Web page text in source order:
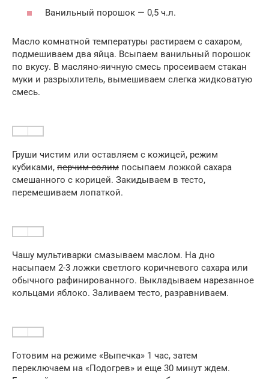
Ванильный порошок — 0,5 ч.л.
Масло комнатной температуры растираем с сахаром,
подмешиваем два яйца. Всыпаем ванильный порошок
по вкусу. В масляно-яичную смесь просеиваем стакан
муки и разрыхлитель, вымешиваем слегка жидковатую
смесь.
Груши чистим или оставляем с кожицей, режим
кубиками, перчим-солим посыпаем ложкой сахара
смешанного с корицей. Закидываем в тесто,
перемешиваем лопаткой.
Чашу мультиварки смазываем маслом. На дно
насыпаем 2-3 ложки светлого коричневого сахара или
обычного рафинированного. Выкладываем нарезанное
кольцами яблоко. Заливаем тесто, разравниваем.
Готовим на режиме «Выпечка» 1 час, затем
переключаем на «Подогрев» и еще 30 минут ждем.